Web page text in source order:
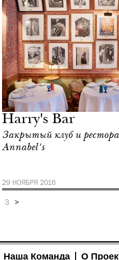
Harry's Bar
Закрытый клуб и
Annabel's
29 НОЯБРЯ 2016
3 >
Наша Команда О